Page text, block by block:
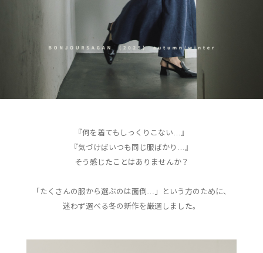
『何を着てもしっくりこない…』
『気づけばいつも同じ服ばかり…』
そう感じたことはありませんか？
「たくさんの服から選ぶのは面倒…」という方のために、
迷わず選べる冬の新作を厳選しました。